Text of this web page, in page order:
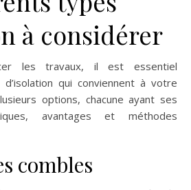
à considérer
les travaux, il est essentiel
qui conviennent à votre
options, chacune ayant ses
avantages et méthodes
combles